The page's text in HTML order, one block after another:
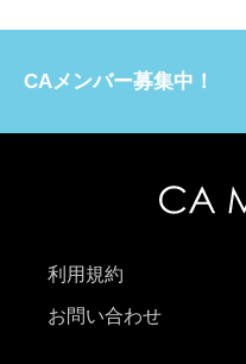
CAメンバー募集中！
利用規約
お問い合わせ